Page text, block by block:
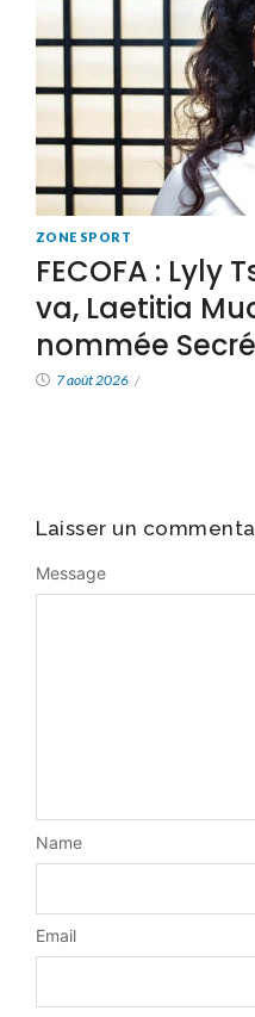
ZONE SPORT
FECOFA : Lyly
va, Laetitia
nommée
7 août 2026 /
Laisser un
Message
Name
Email